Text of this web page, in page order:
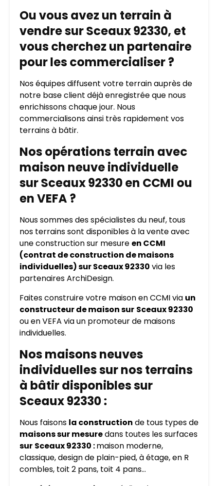
Ou vous avez un terrain à
vendre sur Sceaux 92330, et
vous cherchez un partenaire
pour les commercialiser ?
Nos équipes diffusent votre terrain auprès de
notre base client déjà enregistrée que nous
enrichissons chaque jour. Nous
commercialisons ainsi très rapidement vos
terrains à bâtir.
Nos opérations terrain avec
maison neuve individuelle
sur Sceaux 92330 en CCMI ou
en VEFA ?
Nous sommes des spécialistes du neuf, tous
nos terrains sont disponibles à la vente avec
une construction sur mesure en CCMI
(contrat de construction de maisons
individuelles) sur Sceaux 92330 via les
partenaires ArchiDesign.
Faites construire votre maison en CCMI via un
constructeur de maison sur Sceaux 92330
ou en VEFA via un promoteur de maisons
individuelles.
Nos maisons neuves
individuelles sur nos terrains
à bâtir disponibles sur
Sceaux 92330 :
Nous faisons la construction de tous types de
maisons sur mesuredans toutes les surfaces
sur Sceaux 92330 :maison moderne,
classique, design de plain-pied, à étage, en R
combles, toit 2 pans, toit 4 pans…